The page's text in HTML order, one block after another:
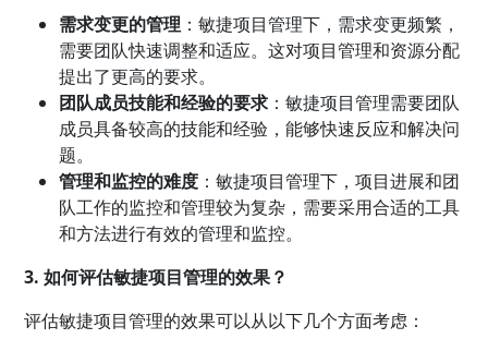
需求变更的管理 ：敏捷项目管理下，需求变更频繁，
需要团队快速调整和适应。这对项目管理和资源分配
提出了更高的要求。
团队成员技能和经验的要求 ：敏捷项目管理需要团队
成员具备较高的技能和经验，能够快速反应和解决问
题。
管理和监控的难度 ：敏捷项目管理下，项目进展和团
队工作的监控和管理较为复杂，需要采用合适的工具
和方法进行有效的管理和监控。
3. 如何评估敏捷项目管理的效果？
评估敏捷项目管理的效果可以从以下几个方面考虑：